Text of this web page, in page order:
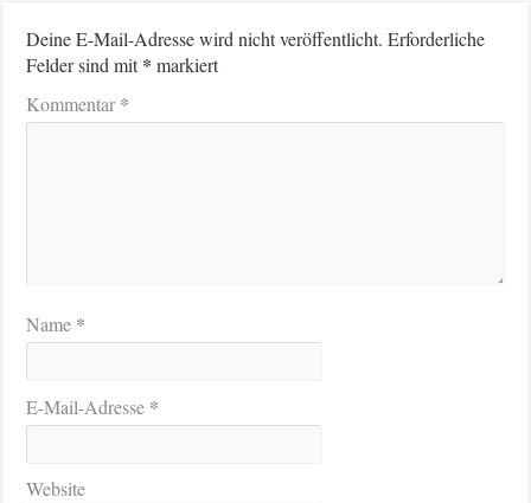
Deine E-Mail-Adresse wird nicht veröffentlicht. Erforderliche
Felder sind mit* markiert
Kommentar*
Name *
E-Mail-Adresse *
Website